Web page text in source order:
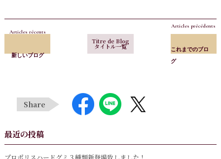
Articles récents
新しいブログ
Titre de Blog
タイトル一覧
Articles précédents
これまでのブロ
グ
Share
最近の投稿